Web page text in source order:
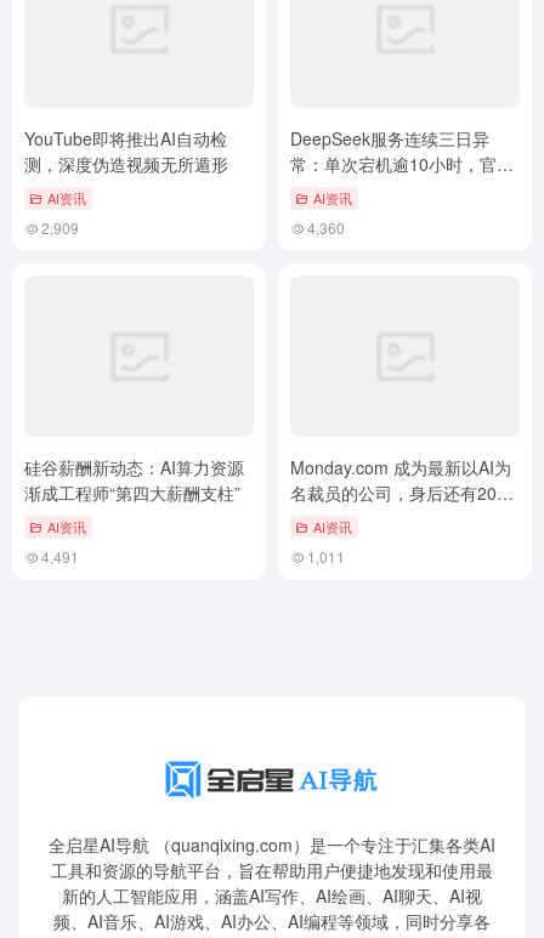
YouTube即将推出AI自动检
测，深度伪造视频无所遁形
AI资讯
2,909
DeepSeek服务连续三日异
常：单次宕机逾10小时，官方
称现已完全恢复
AI资讯
4,360
硅谷薪酬新动态：AI算力资源
渐成工程师“第四大薪酬支柱”
AI资讯
4,491
Monday.com 成为最新以AI为
名裁员的公司，身后还有20家
同行AI资讯
1,011
全启星AI导航 （quanqixing.com）是一个专注于汇集各类AI
工具和资源的导航平台，旨在帮助用户便捷地发现和使用最
新的人工智能应用，涵盖AI写作、AI绘画、AI聊天、AI视
频、AI音乐、AI游戏、AI办公、AI编程等领域，同时分享各